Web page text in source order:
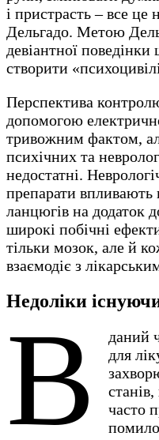
і пристрасть – все це
Дельгадо. Метою
девіантної
створити
Перспектива
допомогою
тривожним фактом,
психічних та
недостатні.
препарати впливають
ланцюгів на додаток
широкі побічні
тільки мозок, але й
взаємодіє з
Недоліки
В
даний
для
часто